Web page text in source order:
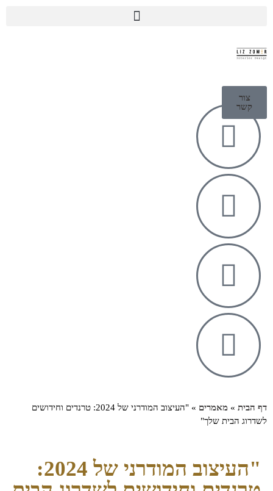
צור
קשר
דף הבית » מאמרים »
"העיצוב המודרני של 2024: טרנדים וחידושים
לשדרוג הבית שלך"
"העיצוב המודרני של 2024: